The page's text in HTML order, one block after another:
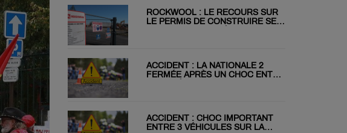
ROCKWOOL : LE RECOURS SUR
LE PERMIS DE CONSTRUIRE SE
ACCIDENT : LA NATIONALE 2
FERMÉE APRÈS UN CHOC ENTRE
ACCIDENT : CHOC IMPORTANT
ENTRE 3 VÉHICULES SUR LA